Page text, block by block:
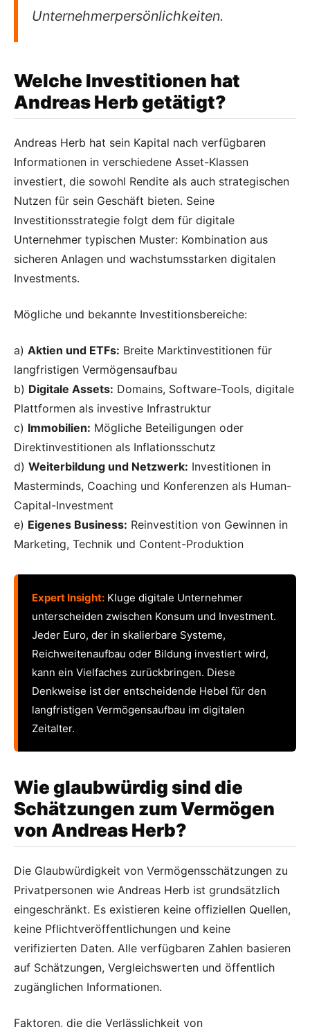
Unternehmerpersönlichkeiten.
Welche Investitionen hat
Andreas Herb getätigt?
Andreas Herb hat sein Kapital nach verfügbaren
Informationen in verschiedene Asset-Klassen
investiert, die sowohl Rendite als auch strategischen
Nutzen für sein Geschäft bieten. Seine
Investitionsstrategie folgt dem für digitale
Unternehmer typischen Muster: Kombination aus
sicheren Anlagen und wachstumsstarken digitalen
Investments.
Mögliche und bekannte Investitionsbereiche:
a) Aktien und ETFs: Breite Marktinvestitionen für
langfristigen Vermögensaufbau
b) Digitale Assets: Domains, Software-Tools, digitale
Plattformen als investive Infrastruktur
c) Immobilien: Mögliche Beteiligungen oder
Direktinvestitionen als Inflationsschutz
d) Weiterbildung und Netzwerk: Investitionen in
Masterminds, Coaching und Konferenzen als Human-
Capital-Investment
e) Eigenes Business: Reinvestition von Gewinnen in
Marketing, Technik und Content-Produktion
Expert Insight: Kluge digitale Unternehmer
unterscheiden zwischen Konsum und Investment.
Jeder Euro, der in skalierbare Systeme,
Reichweitenaufbau oder Bildung investiert wird,
kann ein Vielfaches zurückbringen. Diese
Denkweise ist der entscheidende Hebel für den
langfristigen Vermögensaufbau im digitalen
Zeitalter.
Wie glaubwürdig sind die
Schätzungen zum Vermögen
von Andreas Herb?
Die Glaubwürdigkeit von Vermögensschätzungen zu
Privatpersonen wie Andreas Herb ist grundsätzlich
eingeschränkt. Es existieren keine offiziellen Quellen,
keine Pflichtveröffentlichungen und keine
verifizierten Daten. Alle verfügbaren Zahlen basieren
auf Schätzungen, Vergleichswerten und öffentlich
zugänglichen Informationen.
Faktoren, die die Verlässlichkeit von